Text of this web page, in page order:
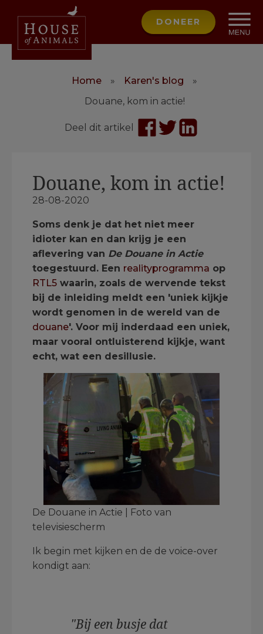
DONEER
Home » Karen's blog
»
Douane, kom in actie!
Deel dit artikel
Douane, kom in actie!
28-08-2020
Soms denk je dat het niet meer
idioter kan en dan krijg je een
aflevering van De Douane in Actie
toegestuurd. Een realityprogramma op
RTL5 waarin, zoals de wervende tekst
bij de inleiding meldt een 'uniek kijkje
wordt genomen in de wereld van de
douane'. Voor mij inderdaad een uniek,
maar vooral ontluisterend kijkje, want
echt, wat een desillusie.
De Douane in Actie | Foto van
televisiescherm
Ik begin met kijken en de de voice-over
kondigt aan:
"Bij een busje dat